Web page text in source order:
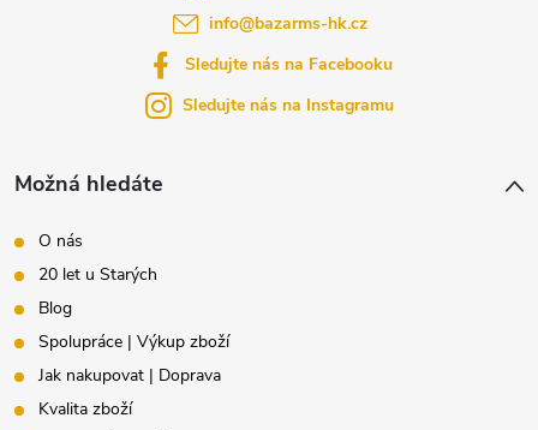
Možná hledáte
O nás
20 let u Starých
Blog
Spolupráce | Výkup zboží
Jak nakupovat | Doprava
Kvalita zboží
info@bazarms-hk.cz
Sledujte nás na Facebooku
Sledujte nás na Instagramu